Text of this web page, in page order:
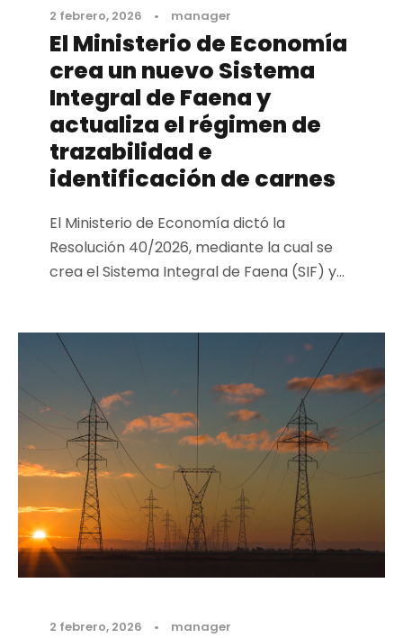
2 febrero, 2026 • manager
El Ministerio de Economía
crea un nuevo Sistema
Integral de Faena y
actualiza el régimen de
trazabilidad e
identificación de carnes
El Ministerio de Economía dictó la
Resolución 40/2026, mediante la cual se
crea el Sistema Integral de Faena (SIF) y...
2 febrero, 2026 • manager